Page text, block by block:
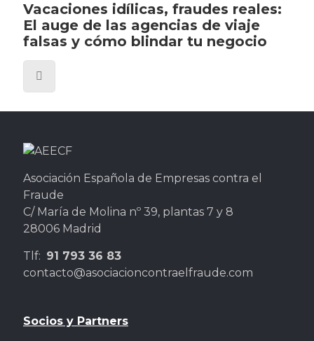
Vacaciones idílicas, fraudes reales:
El auge de las agencias de viaje
falsas y cómo blindar tu negocio
Asociación Española de Empresas contra el
Fraude
C/ María de Molina nº 39, plantas 7 y 8
28006 Madrid
Tlf: 91 793 36 83
contacto@asociacioncontraelfraude.com
Socios y Partners